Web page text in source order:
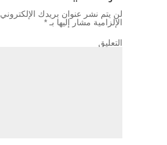
لن يتم نشر عنوان بريدك الإلكتروني.
الإلزامية مشار إليها بـ *
التعليق